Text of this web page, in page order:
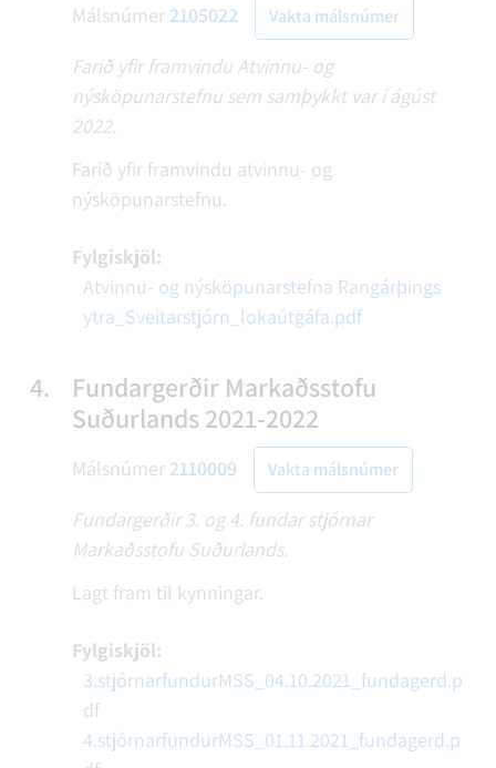
Málsnúmer 2105022 Vakta málsnúmer
Farið yfir framvindu Atvinnu- og
nýsköpunarstefnu sem samþykkt var í ágúst
2022.
Farið yfir framvindu atvinnu- og
nýsköpunarstefnu.
Fylgiskjöl:
Atvinnu- og nýsköpunarstefna Rangárþings
ytra_Sveitarstjórn_lokaútgáfa.pdf
4.
Fundargerðir Markaðsstofu
Suðurlands 2021-2022
Málsnúmer 2110009 Vakta málsnúmer
Fundargerðir 3. og 4. fundar stjórnar
Markaðsstofu Suðurlands.
Lagt fram til kynningar.
Fylgiskjöl:
3.stjórnarfundurMSS_04.10.2021_fundagerd.p
df
4.stjórnarfundurMSS_01.11.2021_fundagerd.p